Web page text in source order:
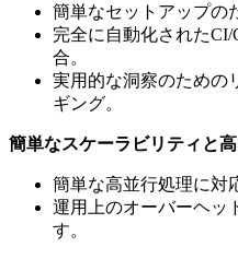
簡単なセットアップの
完全に自動化された
合。
実用的な洞察のための
ギング。
簡単なスケーラビリティと
簡単な高並行処理に対
運用上のオーバーヘ
す。